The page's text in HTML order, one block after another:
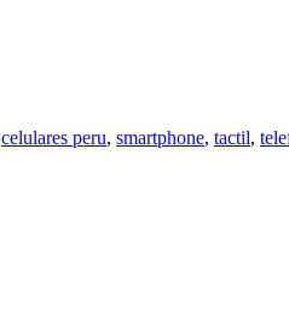
celulares peru, smartphone, tactil,